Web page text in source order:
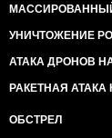
УНИЧТОЖЕНИЕ
АТАКА ДРОНОВ
РАКЕТНАЯ АТАКА
ОБСТРЕЛ